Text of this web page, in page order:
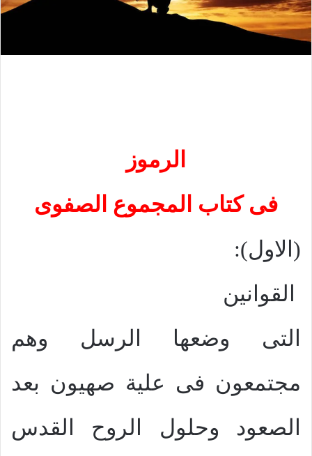
الرموز
فى كتاب المجموع الصفوى
(الاول):
القوانين
التى وضعها الرسل وهم
مجتمعون فى علية صهيون بعد
الصعود وحلول الروح القدس